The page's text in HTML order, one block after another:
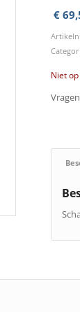
€
Niet